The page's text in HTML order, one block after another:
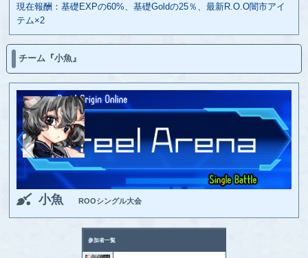
現在報酬：基礎EXPの60%、基礎Goldの25％、最新R.O.O闇市アイ
テム×2
チーム『小魚』
小魚 ROOシングル大会
参加者一覧